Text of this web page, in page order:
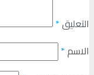
التعليق*
الاسم*